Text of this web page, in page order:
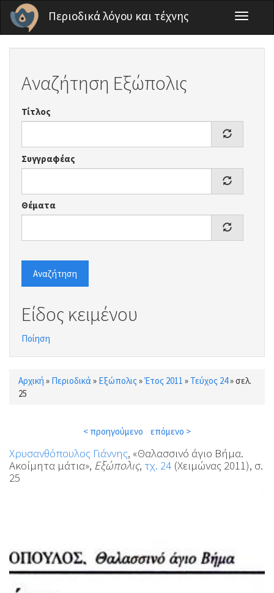
Παράκαμψη προς το κυρίως περιεχόμενο
Περιοδικά λόγου και τέχνης
Toggle
Αναζήτηση Εξώπολις
Τίτλος
Συγγραφέας
Θέματα
Αναζήτηση
Είδος κειμένου
Ποίηση
Είστε εδώ
Αρχική » Περιοδικά » Εξώπολις »Έτος 2011 » Τεύχος 24»σελ.
25
< προηγούμενο επόμενο >
Χρυσανθόπουλος Γιάννης, «Θαλασσινό άγιο Βήμα.
Ακοίμητα μάτια», Εξώπολις, τχ. 24 (Χειμώνας 2011), σ.
25